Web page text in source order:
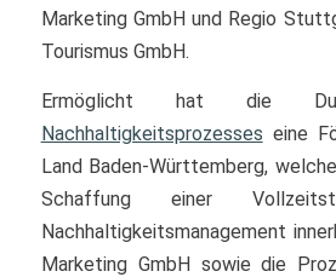
Marketing GmbH und Regio
Tourismus GmbH.
Ermöglicht hat die
Nachhaltigkeitsprozesses eine
Land Baden-Württemberg,
Schaffung einer
Nachhaltigkeitsmanagement
Marketing GmbH sowie die